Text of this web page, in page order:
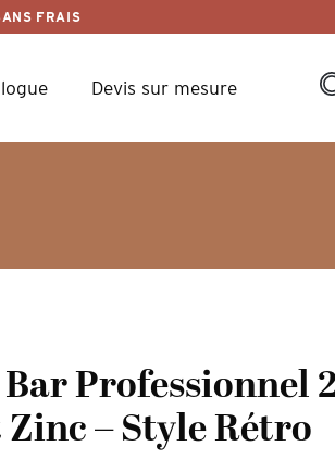
FRAIS
Devis sur mesure
Professionnel
– Style Rétro